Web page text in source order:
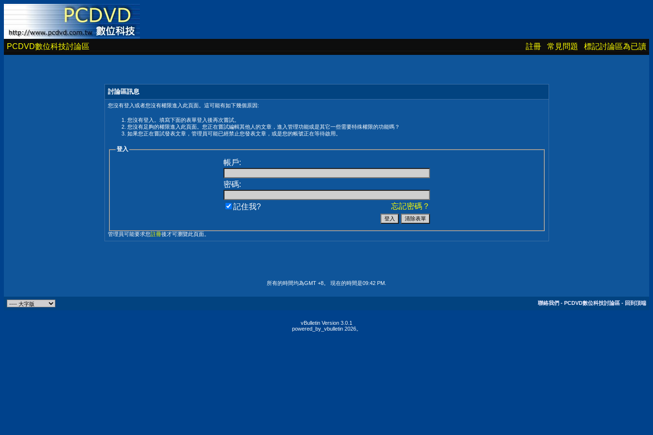
PCDVD數位科技討論區 註冊 常見問題 標記討論區為已讀
討論區訊息
您沒有登入或者您沒有權限進入此頁面。這可能有如下幾個原因:
您沒有登入。填寫下面的表單登入後再次嘗試。
您沒有足夠的權限進入此頁面。您正在嘗試編輯其他人的文章，進入管理功能或是其它一些需要特殊權限的功能嗎？
如果您正在嘗試發表文章，管理員可能已經禁止您發表文章，或是您的帳號正在等待啟用。
登入
帳戶:
密碼:
忘記密碼？
記住我?
管理員可能要求您註冊後才可瀏覽此頁面。
所有的時間均為GMT +8。 現在的時間是09:42 PM
聯絡我們 - PCDVD數位科技討論區 - 回到頂端
vBulletin Version 3.0.1
powered_by_vbulletin 2026。